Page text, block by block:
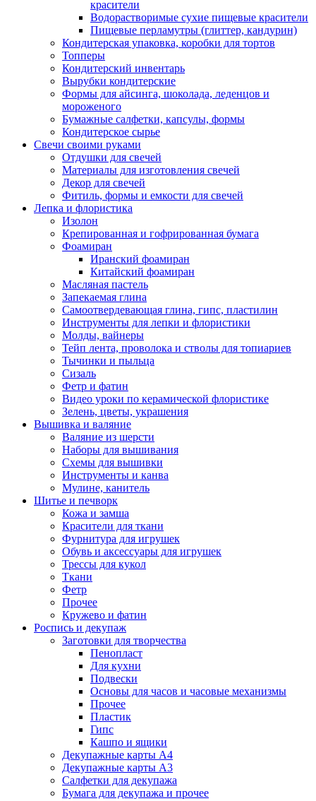
красители
Водорастворимые сухие пищевые красители
Пищевые перламутры (глиттер, кандурин)
Кондитерская упаковка, коробки для тортов
Топперы
Кондитерский инвентарь
Вырубки кондитерские
Формы для айсинга, шоколада, леденцов и
мороженого
Бумажные салфетки, капсулы, формы
Кондитерское сырье
Свечи своими руками
Отдушки для свечей
Материалы для изготовления свечей
Декор для свечей
Фитиль, формы и емкости для свечей
Лепка и флористика
Изолон
Крепированная и гофрированная бумага
Фоамиран
Иранский фоамиран
Китайский фоамиран
Масляная пастель
Запекаемая глина
Самоотвердевающая глина, гипс, пластилин
Инструменты для лепки и флористики
Молды, вайнеры
Тейп лента, проволока и стволы для топиариев
Тычинки и пыльца
Сизаль
Фетр и фатин
Видео уроки по керамической флористике
Зелень, цветы, украшения
Вышивка и валяние
Валяние из шерсти
Наборы для вышивания
Схемы для вышивки
Инструменты и канва
Мулине, канитель
Шитье и печворк
Кожа и замша
Красители для ткани
Фурнитура для игрушек
Обувь и аксессуары для игрушек
Трессы для кукол
Ткани
Фетр
Прочее
Кружево и фатин
Роспись и декупаж
Заготовки для творчества
Пенопласт
Для кухни
Подвески
Основы для часов и часовые механизмы
Прочее
Пластик
Гипс
Кашпо и ящики
Декупажные карты А4
Декупажные карты А3
Салфетки для декупажа
Бумага для декупажа и прочее